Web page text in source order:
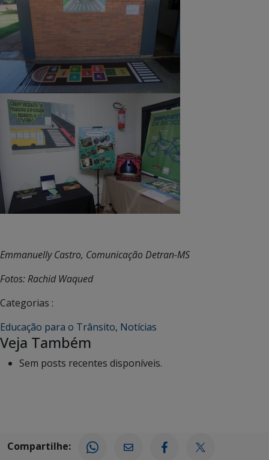
Emmanuelly Castro, Comunicação Detran-MS
Fotos: Rachid Waqued
Categorias :
Educação para o Trânsito, Notícias
Veja Também
Sem posts recentes disponíveis.
Compartilhe: